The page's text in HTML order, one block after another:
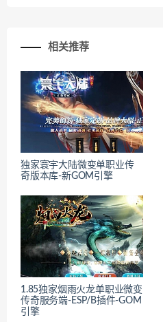
相关推荐
独家寰宇大陆微变单职业传
奇版本库-新GOM引擎
1.85独家烟雨火龙单职业微变
传奇服务端-ESP/B插件-GOM
引擎